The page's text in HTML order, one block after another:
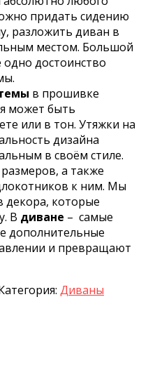
придать сидению
разложить диван в
местом. Большой
достоинство
в прошивке
может быть
или в тон. Утяжки на
дизайна
в своём стиле.
а также
к ним. Мы
декора, которые
В диване – самые
дополнительные
и превращают
Диваны